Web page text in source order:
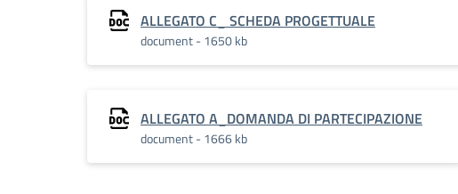
ALLEGATO C_ SCHEDA PROGETTUALE
document - 1650 kb
ALLEGATO A_DOMANDA DI PARTECIPAZIONE
document - 1666 kb